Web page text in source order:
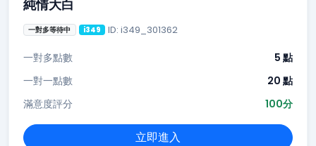
純情大白
一對多等待中 i349 ID: i349_301362
一對多點數
5 點
一對一點數
20 點
滿意度評分
100分
立即進入